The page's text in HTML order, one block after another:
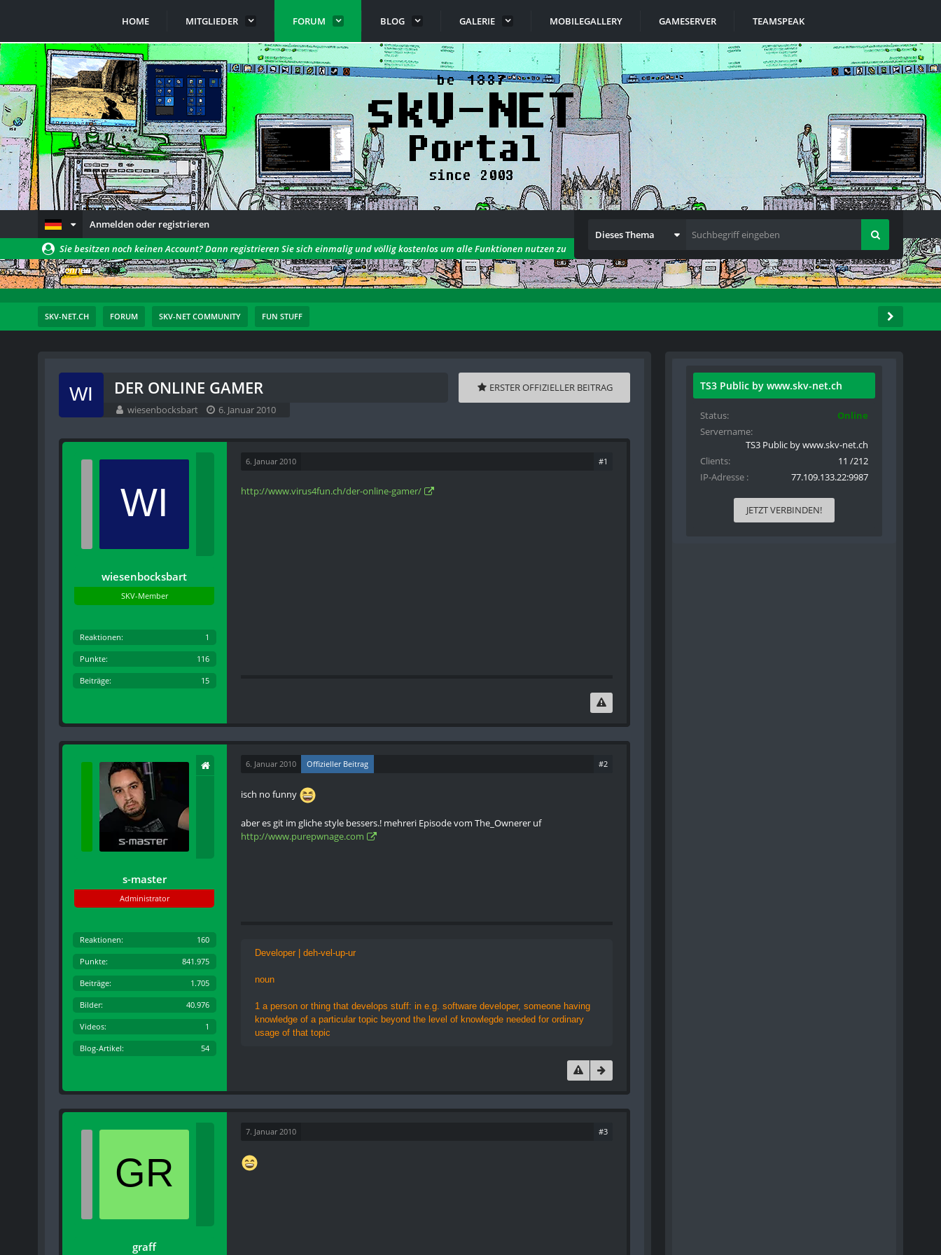
HOME MITGLIEDER FORUM BLOG GALERIE MOBILEGALLERY GAMESERVER TEAMSPEAK
Anmelden oder registrieren
Dieses Thema
Sie besitzen noch keinen Account? Dann registrieren Sie sich einmalig und völlig kostenlos um alle Funktionen nutzen zu
können!
SKV-NET.CH FORUM SKV-NET COMMUNITY FUN STUFF
DER ONLINE GAMER
wiesenbocksbart 6. Januar 2010
ERSTER OFFIZIELLER BEITRAG
wiesenbocksbart
SKV-Member
Reaktionen 1
Punkte 116
Beiträge 15
6. Januar 2010 #1
http://www.virus4fun.ch/der-online-gamer/
s-master
Administrator
Reaktionen 160
Punkte 841.975
Beiträge 1.705
Bilder 40.976
Videos 1
Blog-Artikel 54
6. Januar 2010 Offizieller Beitrag #2
isch no funny
aber es git im gliche style bessers.! mehreri Episode vom The_Ownerer uf
http://www.purepwnage.com
Developer | deh-vel-up-ur
noun
1 a person or thing that develops stuff: in e.g. software developer, someone having
knowledge of a particular topic beyond the level of knowlegde needed for ordinary
usage of that topic
graff
7. Januar 2010 #3
TS3 Public by www.skv-net.ch
Status
Online
Servername
TS3 Public by www.skv-net.ch
Clients
11 /212
IP-Adresse
77.109.133.22:9987
JETZT VERBINDEN!